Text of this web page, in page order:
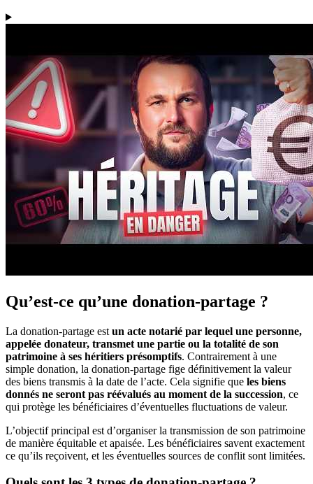
Qu’est-ce qu’une donation-partage ?
La donation-partage est un acte notarié par lequel une personne,
appelée donateur, transmet une partie ou la totalité de son
patrimoine à ses héritiers présomptifs. Contrairement à une
simple donation, la donation-partage fige définitivement la valeur
des biens transmis à la date de l’acte. Cela signifie que les biens
donnés ne seront pas réévalués au moment de la succession, ce
qui protège les bénéficiaires d’éventuelles fluctuations de valeur.
L’objectif principal est d’organiser la transmission de son patrimoine
de manière équitable et apaisée. Les bénéficiaires savent exactement
ce qu’ils reçoivent, et les éventuelles sources de conflit sont limitées.